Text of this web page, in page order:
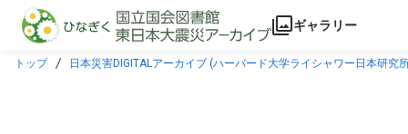
本文に飛ぶ
ギャラリー
トップ 日本災害DIGITALアーカイブ (ハーバード大学ライシャワー日本研究